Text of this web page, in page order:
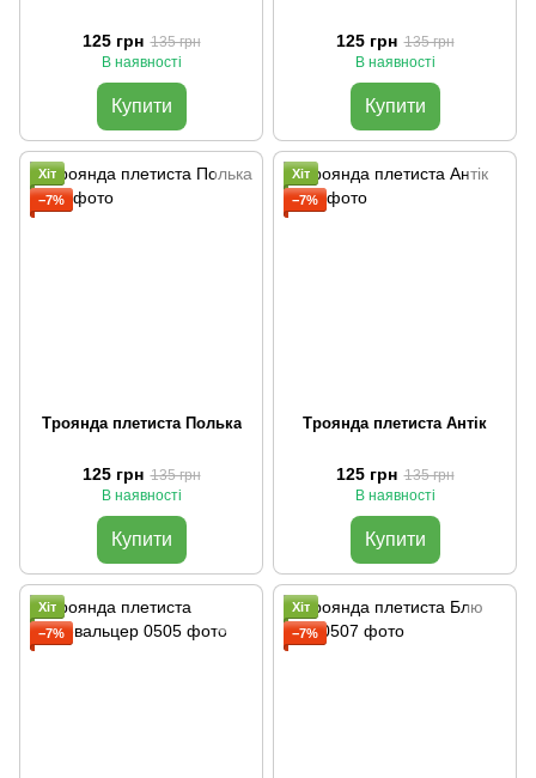
125 грн 135 грн
В наявності
Купити
125 грн 135 грн
В наявності
Купити
Хіт
−7%
Троянда плетиста Полька
125 грн 135 грн
В наявності
Купити
Хіт
−7%
Троянда плетиста Антік
125 грн 135 грн
В наявності
Купити
Хіт
−7%
Хіт
−7%